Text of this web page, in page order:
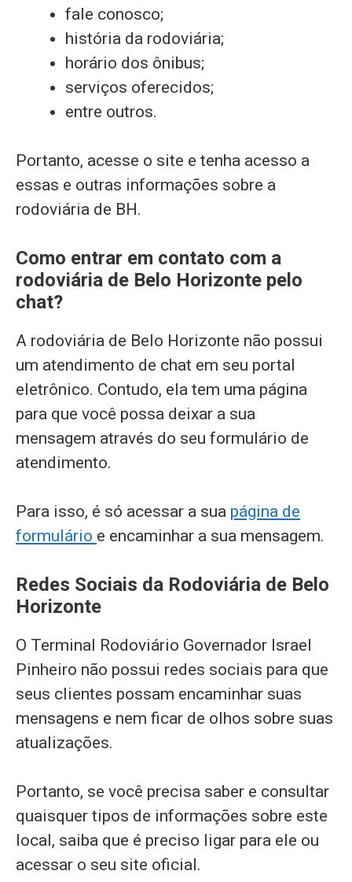
fale conosco;
história da rodoviária;
horário dos ônibus;
serviços oferecidos;
entre outros.
Portanto, acesse o site e tenha acesso a
essas e outras informações sobre a
rodoviária de BH.
Como entrar em contato com a
rodoviária de Belo Horizonte pelo
chat?
A rodoviária de Belo Horizonte não possui
um atendimento de chat em seu portal
eletrônico. Contudo, ela tem uma página
para que você possa deixar a sua
mensagem através do seu formulário de
atendimento.
Para isso, é só acessar a sua página de
formulário e encaminhar a sua mensagem.
Redes Sociais da Rodoviária de Belo
Horizonte
O Terminal Rodoviário Governador Israel
Pinheiro não possui redes sociais para que
seus clientes possam encaminhar suas
mensagens e nem ficar de olhos sobre suas
atualizações.
Portanto, se você precisa saber e consultar
quaisquer tipos de informações sobre este
local, saiba que é preciso ligar para ele ou
acessar o seu site oficial.